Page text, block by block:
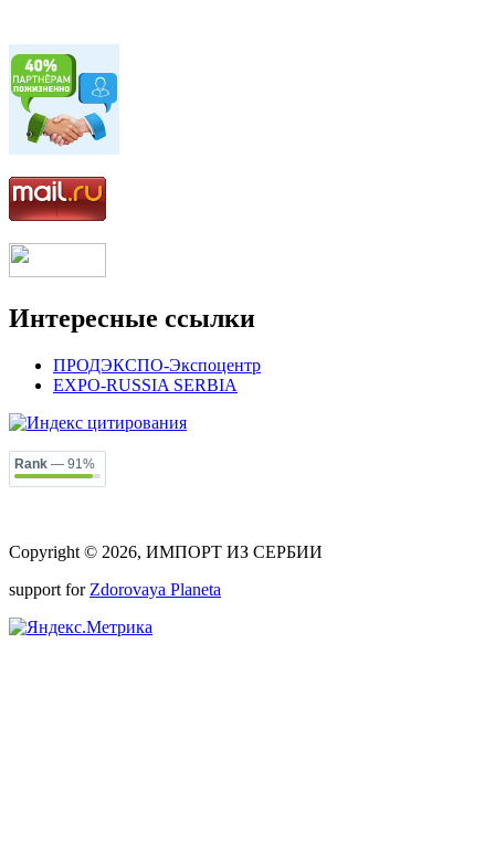
Интересные ссылки
ПРОДЭКСПО-Экспоцентр
EXPO-RUSSIA SERBIA
Rank — 91%
Copyright © 2026, ИМПОРТ ИЗ СЕРБИИ
support for Zdorovaya Planeta